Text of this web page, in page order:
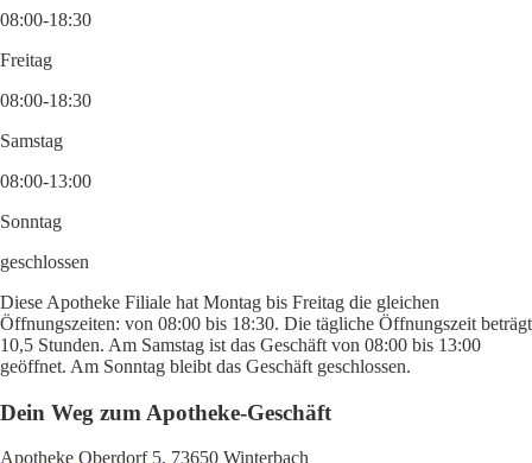
08:00-18:30
Freitag
08:00-18:30
Samstag
08:00-13:00
Sonntag
geschlossen
Diese Apotheke Filiale hat Montag bis Freitag die gleichen
Öffnungszeiten: von 08:00 bis 18:30. Die tägliche Öffnungszeit beträgt
10,5 Stunden. Am Samstag ist das Geschäft von 08:00 bis 13:00
geöffnet. Am Sonntag bleibt das Geschäft geschlossen.
Dein Weg zum Apotheke-Geschäft
Apotheke Oberdorf 5, 73650 Winterbach